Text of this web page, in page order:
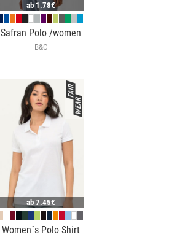
ab1.78€
Safran Polo /women
B&C
ab 7.45€
Women´s Polo Shirt